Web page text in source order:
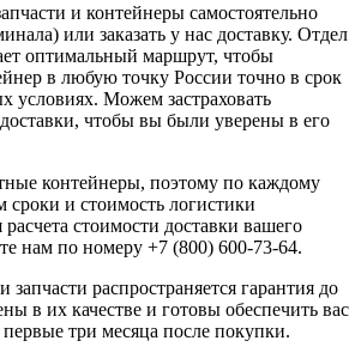
и контейнеры самостоятельно
или заказать у нас доставку. Отдел
оптимальный маршрут, чтобы
в любую точку России точно в срок
условиях. Можем застраховать
чтобы вы были уверены в его
контейнеры, поэтому по каждому
сроки и стоимость логистики
стоимости доставки вашего
нам по номеру +7 (800) 600-73-64.
распространяется гарантия до
в их качестве и готовы обеспечить вас
три месяца после покупки.